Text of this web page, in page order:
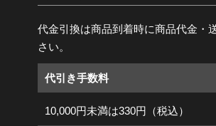
代金引換は商品到着時に商品代金・
さい。
代引き手数料
10,000円未満は330円（税込）